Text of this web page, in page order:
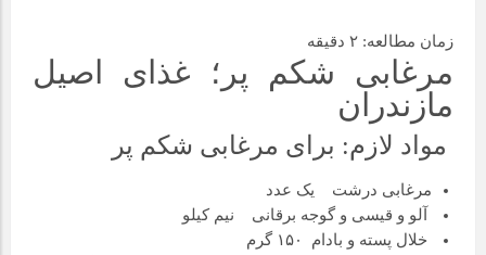
زمان مطالعه: ۲ دقیقه
مرغابی شکم پر؛ غذای اصیل
مازندران
مواد لازم: برای مرغابی شکم پر
مرغابی درشت یک عدد
آلو و قیسی و گوجه برقانی نیم کیلو
خلال پسته و بادام ۱۵۰ گرم